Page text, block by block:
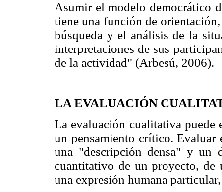
Asumir el modelo democrático
tiene una función de
búsqueda y el análisis de la
interpretaciones de sus
de la actividad" (Arbesú, 2006).
LA EVALUACIÓN
La evaluación cualitativa puede
un pensamiento crítico.
una "descripción densa" y un
cuantitativo de un proyecto, de
una expresión humana